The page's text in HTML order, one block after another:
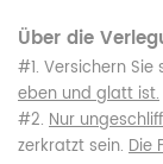
Über die
#1. Versichern
eben und glatt ist.
#2. Nur
zerkratzt sein. Die